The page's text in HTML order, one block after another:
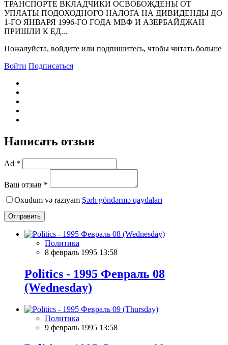
ТРАHСПОРТЕ ВКЛАДЧИКИ ОСВОБОЖДЕНЫ ОТ
УПЛАТЫ ПОДОХОДНОГО НАЛОГА НА ДИВИДЕНДЫ ДО
1-ГО ЯНВАРЯ 1996-ГО ГОДА МВФ И АЗЕРБАЙДЖАН
ПРИШЛИ К ЕД...
Пожалуйста, войдите или подпишитесь, чтобы читать больше
Войти Подписаться
Написать отзыв
Ad *
Ваш отзыв *
Oxudum və razıyam Şərh göndərmə qaydaları
Отправить
Политика
8 февраль 1995 13:58
Politics - 1995 Февраль 08
(Wednesday)
Политика
9 февраль 1995 13:58